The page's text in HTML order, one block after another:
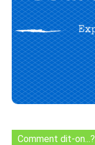
Comment dit-on...?